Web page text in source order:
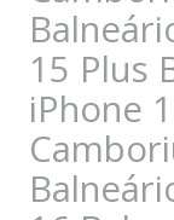
15 Plus
iPhone